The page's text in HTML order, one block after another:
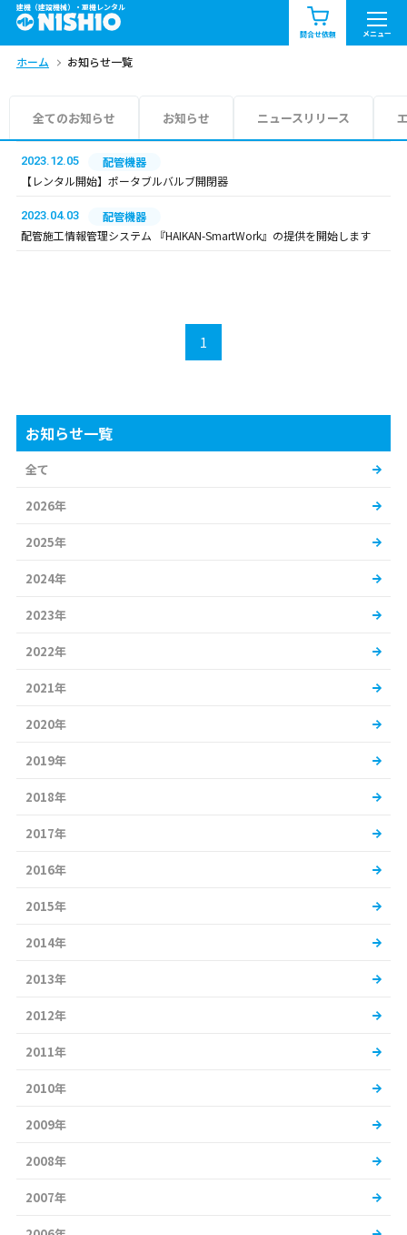
建機（建設機械）・重機レンタル
問合せ依頼 メニュー
商品一覧 お知らせ一覧
問合せ依頼リスト
エリア情報を見る
ホーム お知らせ一覧
全てのお知らせ お知らせ ニュースリリース
2023.12.05
配管機器
【レンタル開始】ポータブルバルブ開閉器
2023.04.03
配管機器
配管施工情報管理システム 『HAIKAN-SmartWork』の提供を開始します
1
お知らせ一覧
全て
2026年
2025年
2024年
2023年
2022年
2021年
2020年
2019年
2018年
2017年
2016年
2015年
2014年
2013年
2012年
2011年
2010年
2009年
2008年
2007年